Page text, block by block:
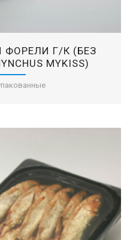
MYKISS)